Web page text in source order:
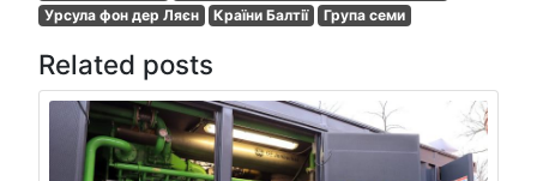
Урсула фон дер Ляєн
Країни Балтії Група семи
Related posts